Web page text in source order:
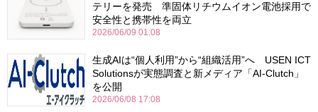
テリーを発売 準固体リチウムイオン電池採用で
安全性と携帯性を両立
2026/06/09 01:08
生成AIは“個人利用”から“組織活用”へ USEN ICT
Solutionsが実態調査と新メディア「AI-Clutch」
を公開
2026/06/08 17:08